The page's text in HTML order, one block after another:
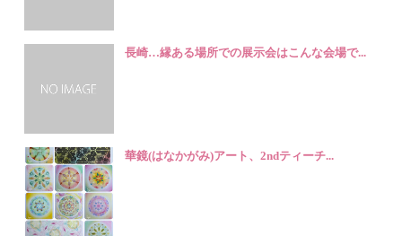
長崎…縁ある場所での展示会はこんな会場で...
華鏡(はなかがみ)アート、2ndティーチ...